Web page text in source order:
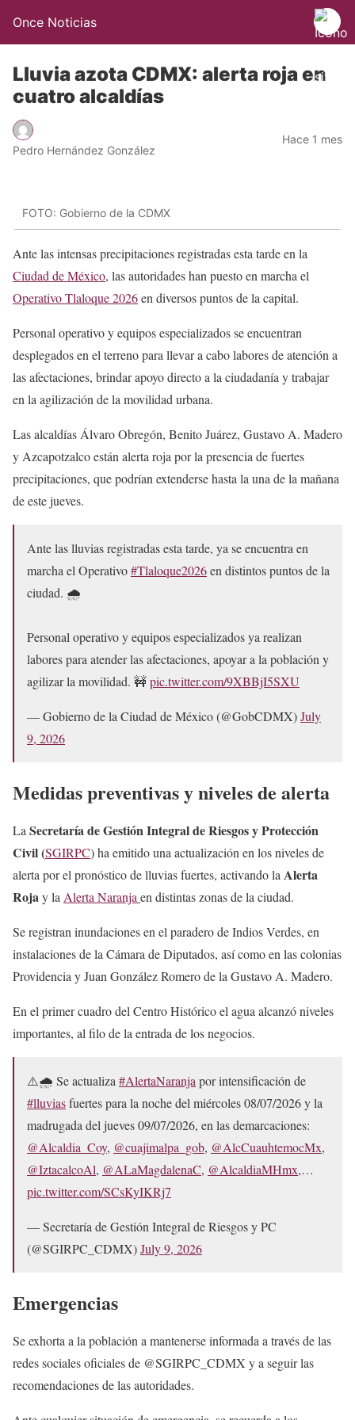
Once Noticias
Lluvia azota CDMX: alerta roja en
cuatro alcaldías
Pedro Hernández González
Hace 1 mes
FOTO: Gobierno de la CDMX
Ante las intensas precipitaciones registradas esta tarde en la
Ciudad de México, las autoridades han puesto en marcha el
Operativo Tlaloque 2026en diversos puntos de la capital.
Personal operativo y equipos especializados se encuentran
desplegados en el terreno para llevar a cabo labores de atención a
las afectaciones, brindar apoyo directo a la ciudadanía y trabajar
en la agilización de la movilidad urbana.
Las alcaldías Álvaro Obregón, Benito Juárez, Gustavo A. Madero
y Azcapotzalco están alerta roja por la presencia de fuertes
precipitaciones, que podrían extenderse hasta la una de la mañana
de este jueves.
Ante las lluvias registradas esta tarde, ya se encuentra en
marcha el Operativo#Tlaloque2026en distintos puntos de la
ciudad. 🌧️
Personal operativo y equipos especializados ya realizan
labores para atender las afectaciones, apoyar a la población y
agilizar la movilidad. 🚧pic.twitter.com/9XBBjI5SXU
— Gobierno de la Ciudad de México (@GobCDMX)July
9, 2026
Medidas preventivas y niveles de alerta
LaSecretaría de Gestión Integral de Riesgos y Protección
Civil (SGIRPC) ha emitido una actualización en los niveles de
alerta por el pronóstico de lluvias fuertes, activando laAlerta
Rojay laAlerta Naranjaen distintas zonas de la ciudad.
Se registran inundaciones en el paradero de Indios Verdes, en
instalaciones de la Cámara de Diputados, así como en las colonias
Providencia y Juan González Romero de la Gustavo A. Madero.
En el primer cuadro del Centro Histórico el agua alcanzó niveles
importantes, al filo de la entrada de los negocios.
⚠️🌧️ Se actualiza#AlertaNaranjapor intensificación de
#lluviasfuertes para la noche del miércoles 08/07/2026 y la
madrugada del jueves 09/07/2026, en las demarcaciones:
@Alcaldia_Coy, @cuajimalpa_gob, @AlcCuauhtemocMx,
@IztacalcoAl, @ALaMagdalenaC, @AlcaldiaMHmx,…
pic.twitter.com/SCsKyIKRj7
— Secretaría de Gestión Integral de Riesgos y PC
(@SGIRPC_CDMX)July 9, 2026
Emergencias
Se exhorta a la población a mantenerse informada a través de las
redes sociales oficiales de @SGIRPC_CDMX y a seguir las
recomendaciones de las autoridades.